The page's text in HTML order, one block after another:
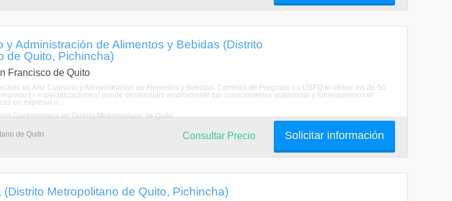
y Administración de Alimentos y Bebidas (Distrito
de Quito, Pichincha)
Francisco de Quito
en Arte Culinario y Administración de Alimentos y Bebidas. Carreras de Pregrado La USFQ te ofrece ms de 50
(= especializaciones) donde desarrollars ampliamente tus conocimientos acadmicos y fomentaremos el
en expresin o ...
Gastronomica en Distrito Metropolitano de Quito
de Quito Solicitar información
Consultar Precio
Metropolitano de Quito, Pichincha)